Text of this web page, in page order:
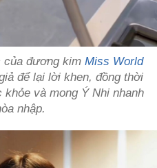
đương kim Miss World
để lại lời khen, đồng thời
và mong Ý Nhi nhanh
nhập.